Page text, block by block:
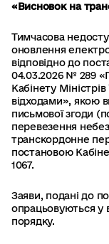
«Висновок на
Тимчасова
оновлення
відповідно до
04.03.2026 № 289
Кабінету
відходами», якою
письмової згоди
перевезення
транскордонне
постановою
1067.
Заяви, подані до
опрацьовуються у
порядку.